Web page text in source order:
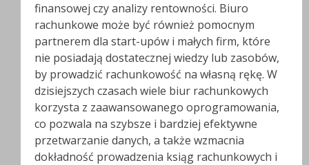
finansowej czy analizy rentowności. Biuro
rachunkowe może być również pomocnym
partnerem dla start-upów i małych firm, które
nie posiadają dostatecznej wiedzy lub zasobów,
by prowadzić rachunkowość na własną rękę. W
dzisiejszych czasach wiele biur rachunkowych
korzysta z zaawansowanego oprogramowania,
co pozwala na szybsze i bardziej efektywne
przetwarzanie danych, a także wzmacnia
dokładność prowadzenia ksiąg rachunkowych i